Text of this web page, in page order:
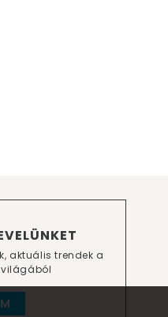
aktuális trendek a
világából